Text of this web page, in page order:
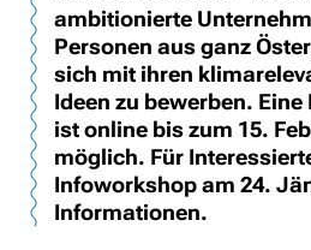
ambitionierte
Personen aus ganz
sich mit ihren
Ideen zu bewerben.
ist online bis zum 15.
möglich. Für
Infoworkshop am 24.
Informationen.